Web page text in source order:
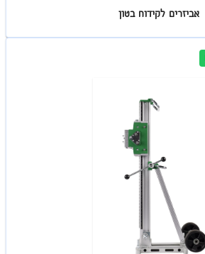
אביזרים לקידוח בטון